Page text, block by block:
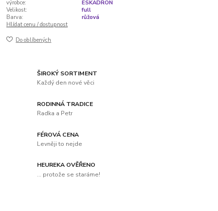
výrobce:
ESKADRON
Velikost:
full
Barva:
růžová
Hlídat cenu / dostupnost
Do oblíbených
ŠIROKÝ SORTIMENT
Každý den nové věci
RODINNÁ TRADICE
Radka a Petr
FÉROVÁ CENA
Levněji to nejde
HEUREKA OVĚŘENO
... protože se staráme!